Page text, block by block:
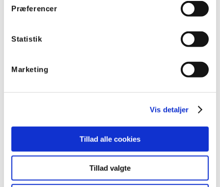
Præferencer
Statistik
Marketing
Vis detaljer
Tillad alle cookies
Tillad valgte
multisensorer for at opnå energibesparelser. Sensorerne
tilstedeværelse. På steder med naturligt dagslysindfald er
tilføjet dagslysregulering, som sørger for at regulere lyset
alt efter mængden af dagslys i lokalet, hvilket sparer
yderligere på både energiforbrug og elregning.
Zoneopdeling af lyset sikrer en optimal brug af belysningen,
og med mulighed for at styre lyset via tryk samt iPads i hhv.
reception og kantine har Rockfon fået et moderne og
fleksibelt system, der leverer energistyring og komfort.